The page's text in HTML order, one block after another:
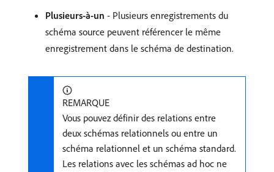
Plusieurs-à-un - Plusieurs enregistrements du
schéma source peuvent référencer le même
enregistrement dans le schéma de destination.
REMARQUE
Vous pouvez définir des relations entre
deux schémas relationnels ou entre un
schéma relationnel et un schéma standard.
Les relations avec les schémas ad hoc ne